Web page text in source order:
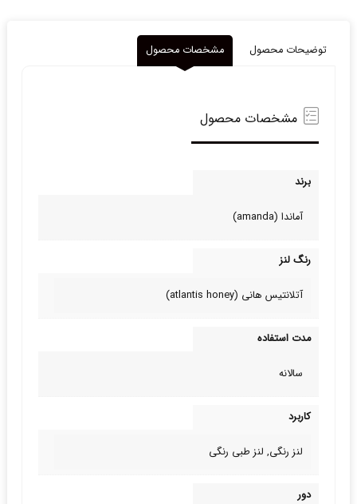
توضیحات محصول مشخصات محصول
مشخصات محصول
برند
آماندا (amanda)
رنگ لنز
آتلانتیس هانی (atlantis honey)
مدت استفاده
سالانه
کاربرد
لنز رنگی, لنز طبی‌ رنگی
دور